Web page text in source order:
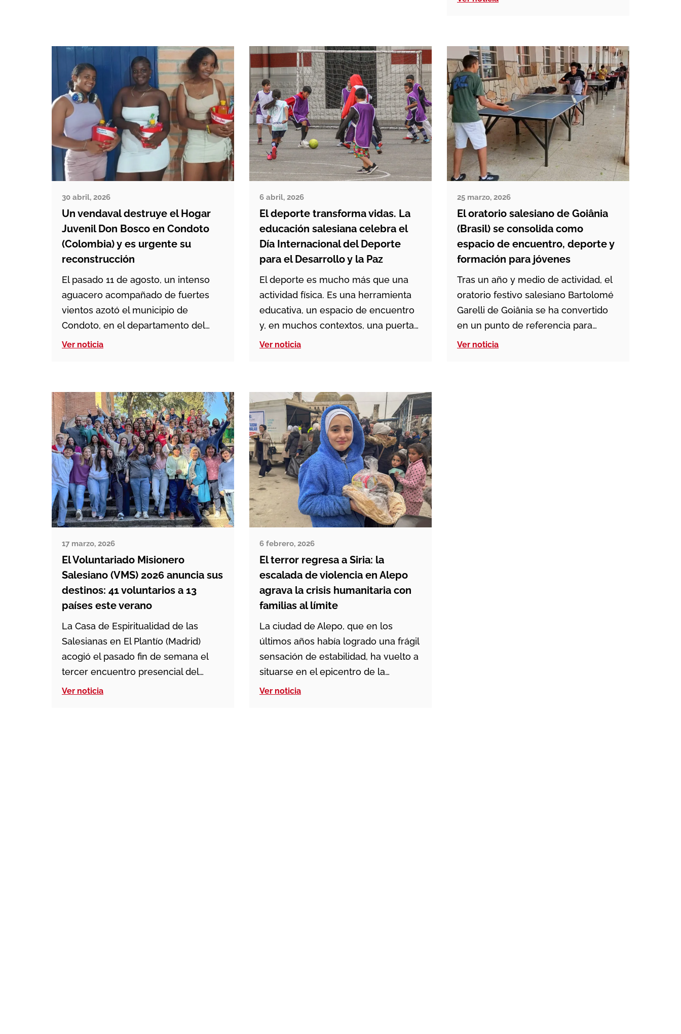
sacerdote. […]
30 abril, 2026
Un vendaval destruye el Hogar
Juvenil Don Bosco en Condoto
(Colombia) y es urgente su
reconstrucción
El pasado 11 de agosto, un intenso
aguacero acompañado de fuertes
vientos azotó el municipio de
Condoto, en el departamento del
Chocó (Colombia), causando
arrasó con todo a su paso, dejando a
muchas familias y comunidades en
una situación de […]
Ver noticia
6 abril, 2026
El deporte transforma vidas. La
educación salesiana celebra el
Día Internacional del Deporte
para el Desarrollo y la Paz
El deporte es mucho más que una
actividad física. Es una herramienta
educativa, un espacio de encuentro
y, en muchos contextos, una puerta
de acceso a derechos
cada 6 de abril, desde MISIONES
SALESIANAS reafirmamos el
compromiso con […]
Ver noticia
25 marzo, 2026
El oratorio salesiano de Goiânia
(Brasil) se consolida como
espacio de encuentro, deporte y
formación para jóvenes
Tras un año y medio de actividad, el
oratorio festivo salesiano Bartolomé
Garelli de Goiânia se ha convertido
en un punto de referencia para
numerosos jóvenes de la ciudad
Ver noticia
17 marzo, 2026
El Voluntariado Misionero
Salesiano (VMS) 2026 anuncia sus
destinos: 41 voluntarios a 13
países este verano
La Casa de Espiritualidad de las
Salesianas en El Plantío (Madrid)
acogió el pasado fin de semana el
tercer encuentro presencial del
programa de Voluntariado Misionero
Ver noticia
6 febrero, 2026
El terror regresa a Siria: la
escalada de violencia en Alepo
agrava la crisis humanitaria con
familias al límite
La ciudad de Alepo, que en los
últimos años había logrado una frágil
sensación de estabilidad, ha vuelto a
situarse en el epicentro de la
violencia en la zona. Entre el 23 de
Ver noticia